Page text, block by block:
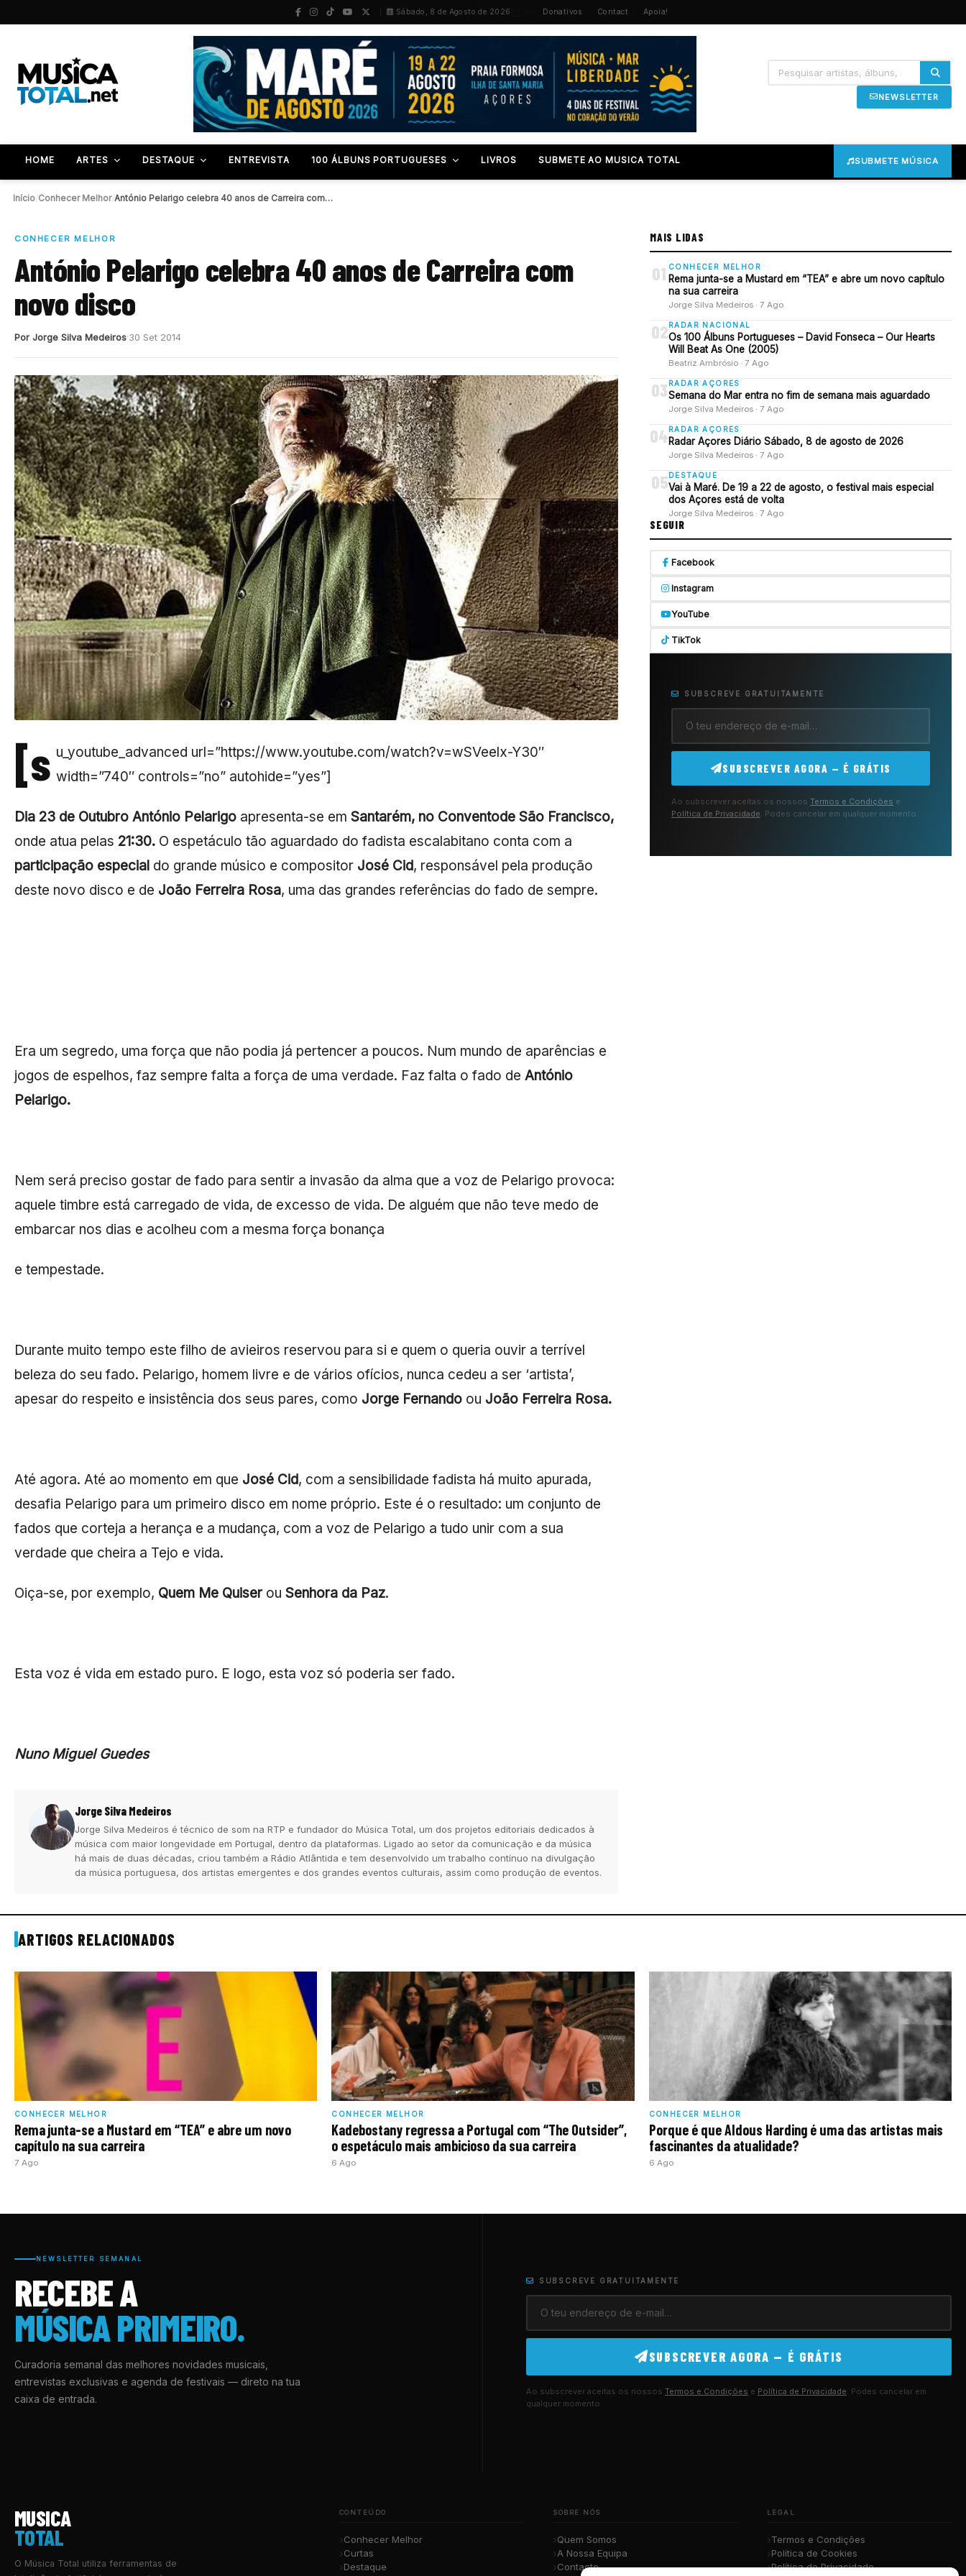
Sábado, 8 de Agosto de 2026 Donativos Contact Apoia!
NEWSLETTER
HOME ARTES DESTAQUE ENTREVISTA 100 ÁLBUNS PORTUGUESES LIVROS SUBMETE AO MUSICA TOTAL SUBMETE MÚSICA
Início Conhecer Melhor/ António Pelarigo celebra 40 anos de Carreira com…
CONHECER MELHOR
António Pelarigo celebra 40 anos de Carreira com
novo disco
Por Jorge Silva Medeiros 30 Set 2014
[s u_youtube_advanced url=”https://www.youtube.com/watch?v=wSVeelx-Y30″
width=”740″ controls=”no” autohide=”yes”]
Dia 23 de Outubro António Pelarigo apresenta-se em Santarém, no Conventode São Francisco,
onde atua pelas 21:30. O espetáculo tão aguardado do fadista escalabitano conta com a
participação especial do grande músico e compositor José Cid, responsável pela produção
deste novo disco e de João Ferreira Rosa, uma das grandes referências do fado de sempre.
Era um segredo, uma força que não podia já pertencer a poucos. Num mundo de aparências e
jogos de espelhos, faz sempre falta a força de uma verdade. Faz falta o fado de António
Pelarigo.
Nem será preciso gostar de fado para sentir a invasão da alma que a voz de Pelarigo provoca:
aquele timbre está carregado de vida, de excesso de vida. De alguém que não teve medo de
embarcar nos dias e acolheu com a mesma força bonança
e tempestade.
Durante muito tempo este filho de avieiros reservou para si e quem o queria ouvir a terrível
beleza do seu fado. Pelarigo, homem livre e de vários ofícios, nunca cedeu a ser ‘artista’,
apesar do respeito e insistência dos seus pares, como Jorge Fernando ou João Ferreira Rosa.
Até agora. Até ao momento em que José Cid, com a sensibilidade fadista há muito apurada,
desafia Pelarigo para um primeiro disco em nome próprio. Este é o resultado: um conjunto de
fados que corteja a herança e a mudança, com a voz de Pelarigo a tudo unir com a sua
verdade que cheira a Tejo e vida.
Oiça-se, por exemplo, Quem Me Quiserou Senhora da Paz.
Esta voz é vida em estado puro. E logo, esta voz só poderia ser fado.
Nuno Miguel Guedes
Jorge Silva Medeiros
Jorge Silva Medeiros é técnico de som na RTP e fundador do Música Total, um dos projetos editoriais dedicados à
música com maior longevidade em Portugal, dentro da plataformas. Ligado ao setor da comunicação e da música
há mais de duas décadas, criou também a Rádio Atlântida e tem desenvolvido um trabalho contínuo na divulgação
da música portuguesa, dos artistas emergentes e dos grandes eventos culturais, assim como produção de eventos.
MAIS LIDAS
01 CONHECER MELHOR
Rema junta-se a Mustard em “TEA” e abre um novo capítulo
na sua carreira
Jorge Silva Medeiros · 7 Ago
02 RADAR NACIONAL
Os 100 Álbuns Portugueses – David Fonseca – Our Hearts
Will Beat As One (2005)
Beatriz Ambrósio · 7 Ago
03 RADAR AÇORES
Semana do Mar entra no fim de semana mais aguardado
Jorge Silva Medeiros · 7 Ago
04RADAR AÇORES
Radar Açores Diário Sábado, 8 de agosto de 2026
Jorge Silva Medeiros · 7 Ago
05 DESTAQUE
Vai à Maré. De 19 a 22 de agosto, o festival mais especial
dos Açores está de volta
Jorge Silva Medeiros · 7 Ago
SEGUIR
Facebook
Instagram
YouTube
TikTok
SUBSCREVE GRATUITAMENTE
SUBSCREVER AGORA — É GRÁTIS
Ao subscrever aceitas os nossos Termos e Condições e
Política de Privacidade . Podes cancelar em qualquer momento.
ARTIGOS RELACIONADOS
CONHECER MELHOR
Rema junta-se a Mustard em “TEA” e abre um novo
capítulo na sua carreira
7 Ago
CONHECER MELHOR
Kadebostany regressa a Portugal com “The Outsider”,
o espetáculo mais ambicioso da sua carreira
6 Ago
CONHECER MELHOR
Porque é que Aldous Harding é uma das artistas mais
fascinantes da atualidade?
6 Ago
NEWSLETTER SEMANAL
RECEBE A
MÚSICA PRIMEIRO.
Curadoria semanal das melhores novidades musicais,
entrevistas exclusivas e agenda de festivais — direto na tua
caixa de entrada.
SUBSCREVE GRATUITAMENTE
SUBSCREVER AGORA — É GRÁTIS
Ao subscrever aceitas os nossos Termos e Condições e Política de Privacidade . Podes cancelar em
qualquer momento.
MUSICA
TOTAL
O Música Total utiliza ferramentas de
CONTEÚDO
Conhecer Melhor
Curtas
Destaque
SOBRE NÓS
Quem Somos
A Nossa Equipa
Contacto
LEGAL
Termos e Condições
Política de Cookies
Política de Privacidade